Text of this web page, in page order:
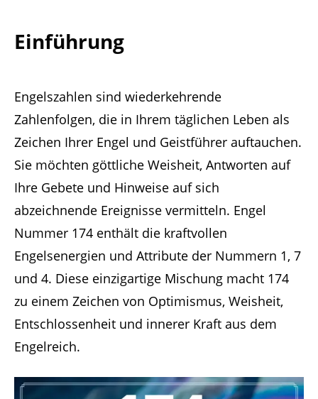
Einführung
Engelszahlen sind wiederkehrende
Zahlenfolgen, die in Ihrem täglichen Leben als
Zeichen Ihrer Engel und Geistführer auftauchen.
Sie möchten göttliche Weisheit, Antworten auf
Ihre Gebete und Hinweise auf sich
abzeichnende Ereignisse vermitteln. Engel
Nummer 174 enthält die kraftvollen
Engelsenergien und Attribute der Nummern 1, 7
und 4. Diese einzigartige Mischung macht 174
zu einem Zeichen von Optimismus, Weisheit,
Entschlossenheit und innerer Kraft aus dem
Engelreich.